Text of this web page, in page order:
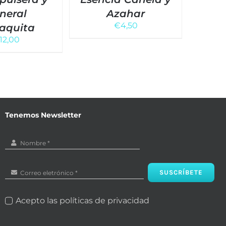
12,00
Azahar
€4,50
Tenemos Newsletter
SUSCRÍBETE
Acepto las políticas de privacidad